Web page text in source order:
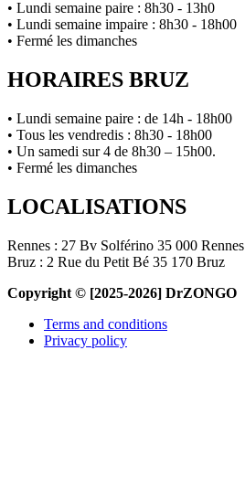
• Lundi semaine paire : 8h30 - 13h0
• Lundi semaine impaire : 8h30 - 18h00
• Fermé les dimanches
HORAIRES BRUZ
• Lundi semaine paire : de 14h - 18h00
• Tous les vendredis : 8h30 - 18h00
• Un samedi sur 4 de 8h30 – 15h00.
• Fermé les dimanches
LOCALISATIONS
Rennes : 27 Bv Solférino 35 000 Rennes
Bruz : 2 Rue du Petit Bé 35 170 Bruz
Copyright © [2025-2026] DrZONGO
Terms and conditions
Privacy policy